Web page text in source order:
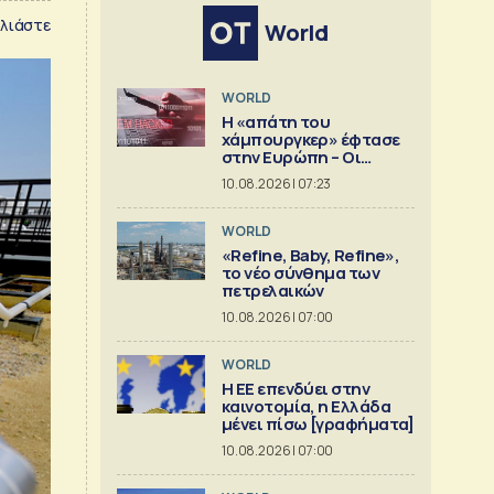
World
WORLD
Η «απάτη του
χάμπουργκερ» έφτασε
στην Ευρώπη – Οι
προειδοποιήσεις
10.08.2026 | 07:23
WORLD
«Refine, Baby, Refine»,
το νέο σύνθημα των
πετρελαικών
10.08.2026 | 07:00
WORLD
Η ΕΕ επενδύει στην
καινοτομία, η Ελλάδα
μένει πίσω [γραφήματα]
10.08.2026 | 07:00